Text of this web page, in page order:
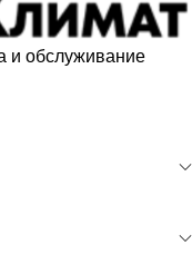
и обслуживание